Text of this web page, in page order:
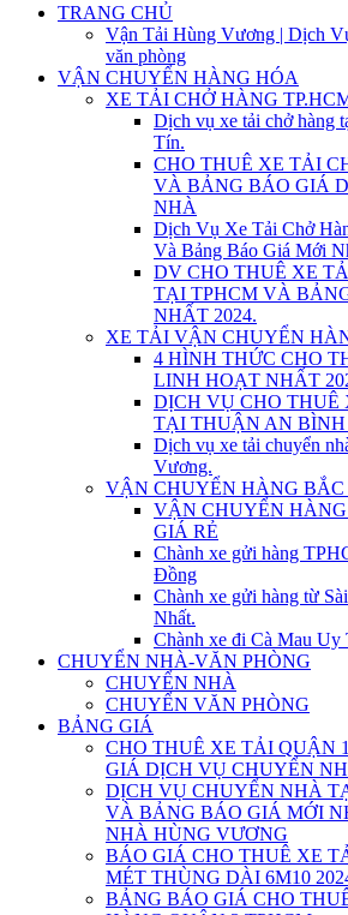
TRANG CHỦ
Vận Tải Hùng Vương | Dịch
văn phòng
VẬN CHUYỂN HÀNG HÓA
XE TẢI CHỞ HÀNG
Dịch vụ xe tải chở hàng
Tín.
CHO THUÊ XE TẢI
VÀ BẢNG BÁO GIÁ
NHÀ
Dịch Vụ Xe Tải Chở
Và Bảng Báo Giá Mới
DV CHO THUÊ XE
TẠI TPHCM VÀ
NHẤT 2024.
XE TẢI VẬN CHUYỂN
4 HÌNH THỨC CHO
LINH HOẠT NHẤT
DỊCH VỤ CHO THUÊ
TẠI THUẬN AN BÌNH
Dịch vụ xe tải chuyển
Vương.
VẬN CHUYỂN HÀNG
VẬN CHUYỂN
GIÁ RẺ
Chành xe gửi hàng
Đồng
Chành xe gửi hàng từ
Nhất.
Chành xe đi Cà Mau Uy
CHUYỂN NHÀ-VĂN PHÒNG
CHUYỂN NHÀ
CHUYỂN VĂN PHÒNG
BẢNG GIÁ
CHO THUÊ XE TẢI QUẬN
GIÁ DỊCH VỤ CHUYỂN
DỊCH VỤ CHUYỂN NHÀ
VÀ BẢNG BÁO GIÁ MỚI
NHÀ HÙNG VƯƠNG
BÁO GIÁ CHO THUÊ XE
MÉT THÙNG DÀI 6M10
BẢNG BÁO GIÁ CHO